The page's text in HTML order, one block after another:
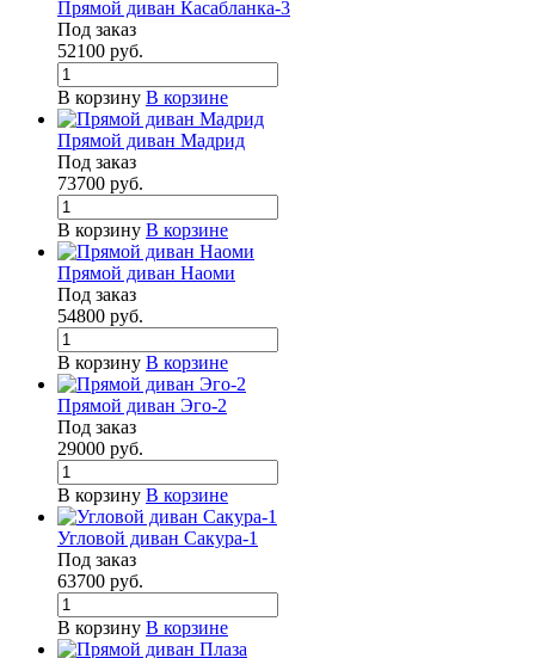
Прямой диван Касабланка-3
Под заказ
52100 руб.
В корзину В корзине
Прямой диван Мадрид
Под заказ
73700 руб.
В корзину В корзине
Прямой диван Наоми
Под заказ
54800 руб.
В корзину В корзине
Прямой диван Эго-2
Под заказ
29000 руб.
В корзину В корзине
Угловой диван Сакура-1
Под заказ
63700 руб.
В корзину В корзине